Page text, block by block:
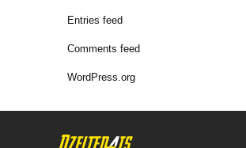
Entries feed
Comments feed
WordPress.org